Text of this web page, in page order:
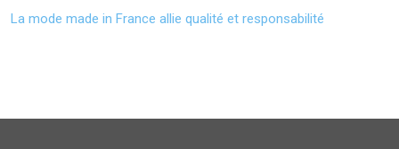
La mode made in France allie qualité et responsabilité